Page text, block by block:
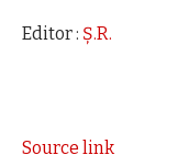
Editor : Ș.R.
Source link